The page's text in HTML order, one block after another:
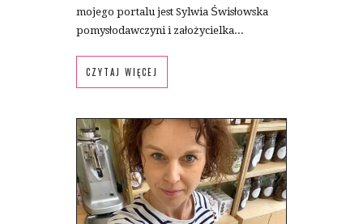
mojego portalu jest Sylwia Świsłowska
pomysłodawczyni i założycielka...
CZYTAJ WIĘCEJ